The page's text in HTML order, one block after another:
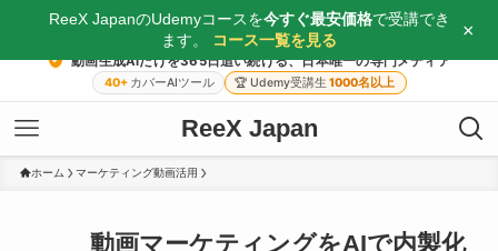
動画生成AIだけを365日追い続ける、日本唯一の専門メディア
40+ カバーAIツール 🏆 Udemy受講生 1000名以上
ReeX Japan
ホーム マーケティング動画活用
動画マーケティングをAIで内製化
ReeX JapanのUdemyコースを今すぐ最安価格で受講でき
ます。
コース一覧を見る ×